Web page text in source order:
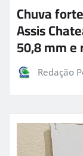
Chuva
Assis
50,8 mm
Redação